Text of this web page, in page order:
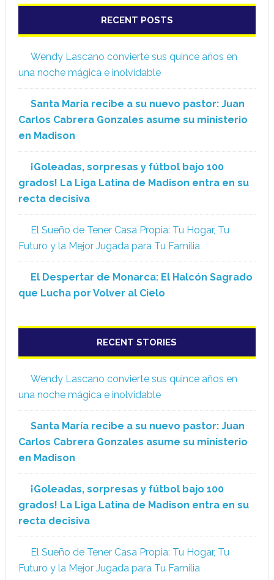
RECENT POSTS
Wendy Lascano convierte sus quince años en
una noche mágica e inolvidable
Santa María recibe a su nuevo pastor: Juan
Carlos Cabrera Gonzales asume su ministerio
en Madison
¡Goleadas, sorpresas y fútbol bajo 100
grados! La Liga Latina de Madison entra en su
recta decisiva
El Sueño de Tener Casa Propia: Tu Hogar, Tu
Futuro y la Mejor Jugada para Tu Familia
El Despertar de Monarca: El Halcón Sagrado
que Lucha por Volver al Cielo
RECENT STORIES
Wendy Lascano convierte sus quince años en
una noche mágica e inolvidable
Santa María recibe a su nuevo pastor: Juan
Carlos Cabrera Gonzales asume su ministerio
en Madison
¡Goleadas, sorpresas y fútbol bajo 100
grados! La Liga Latina de Madison entra en su
recta decisiva
El Sueño de Tener Casa Propia: Tu Hogar, Tu
Futuro y la Mejor Jugada para Tu Familia